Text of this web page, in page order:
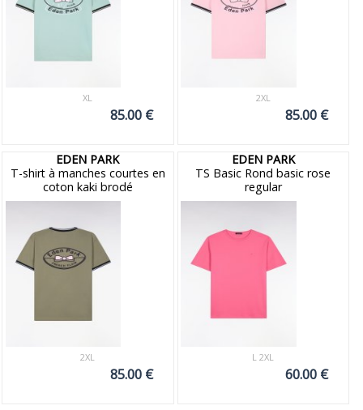
XL
85.00 €
2XL
85.00 €
EDEN PARK
T-shirt à manches courtes en
coton kaki brodé
2XL
85.00 €
EDEN PARK
TS Basic Rond basic rose
regular
L 2XL
60.00 €